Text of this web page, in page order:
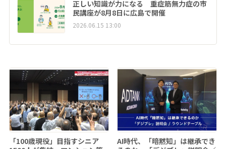
正しい知識が力になる 重症筋無力症の市
民講座が8月8日に広島で開催
2026.06.15 13:00
「100歳現役」目指すシニア
AI時代、「暗黙知」は継承でき